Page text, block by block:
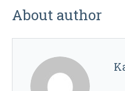
About author